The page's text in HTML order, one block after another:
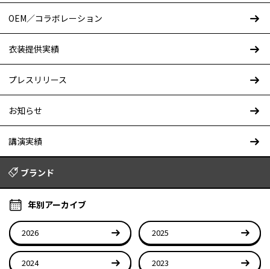
OEM／コラボレーション
衣装提供実績
プレスリリース
お知らせ
講演実績
ブランド
年別アーカイブ
2026 2025
2024 2023